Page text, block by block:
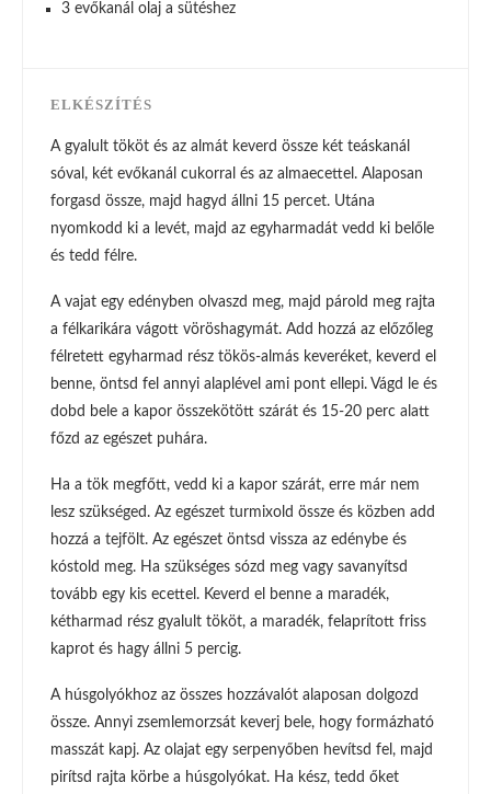
3 evőkanál olaj a sütéshez
ELKÉSZÍTÉS
A gyalult tököt és az almát keverd össze két teáskanál
sóval, két evőkanál cukorral és az almaecettel. Alaposan
forgasd össze, majd hagyd állni 15 percet. Utána
nyomkodd ki a levét, majd az egyharmadát vedd ki belőle
és tedd félre.
A vajat egy edényben olvaszd meg, majd párold meg rajta
a félkarikára vágott vöröshagymát. Add hozzá az előzőleg
félretett egyharmad rész tökös-almás keveréket, keverd el
benne, öntsd fel annyi alaplével ami pont ellepi. Vágd le és
dobd bele a kapor összekötött szárát és 15-20 perc alatt
főzd az egészet puhára.
Ha a tök megfőtt, vedd ki a kapor szárát, erre már nem
lesz szükséged. Az egészet turmixold össze és közben add
hozzá a tejfölt. Az egészet öntsd vissza az edénybe és
kóstold meg. Ha szükséges sózd meg vagy savanyítsd
tovább egy kis ecettel. Keverd el benne a maradék,
kétharmad rész gyalult tököt, a maradék, felaprított friss
kaprot és hagy állni 5 percig.
A húsgolyókhoz az összes hozzávalót alaposan dolgozd
össze. Annyi zsemlemorzsát keverj bele, hogy formázható
masszát kapj. Az olajat egy serpenyőben hevítsd fel, majd
pirítsd rajta körbe a húsgolyókat. Ha kész, tedd őket